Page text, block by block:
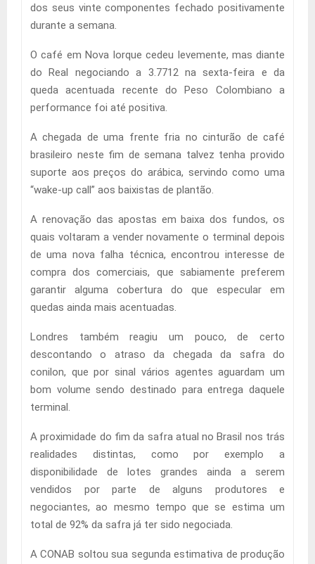
dos seus vinte componentes fechado positivamente
durante a semana.
O café em Nova Iorque cedeu levemente, mas diante
do Real negociando a 3.7712 na sexta-feira e da
queda acentuada recente do Peso Colombiano a
performance foi até positiva.
A chegada de uma frente fria no cinturão de café
brasileiro neste fim de semana talvez tenha provido
suporte aos preços do arábica, servindo como uma
“wake-up call” aos baixistas de plantão.
A renovação das apostas em baixa dos fundos, os
quais voltaram a vender novamente o terminal depois
de uma nova falha técnica, encontrou interesse de
compra dos comerciais, que sabiamente preferem
garantir alguma cobertura do que especular em
quedas ainda mais acentuadas.
Londres também reagiu um pouco, de certo
descontando o atraso da chegada da safra do
conilon, que por sinal vários agentes aguardam um
bom volume sendo destinado para entrega daquele
terminal.
A proximidade do fim da safra atual no Brasil nos trás
realidades distintas, como por exemplo a
disponibilidade de lotes grandes ainda a serem
vendidos por parte de alguns produtores e
negociantes, ao mesmo tempo que se estima um
total de 92% da safra já ter sido negociada.
A CONAB soltou sua segunda estimativa de produção